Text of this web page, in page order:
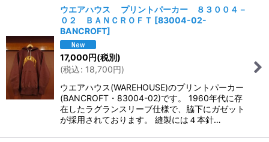
ウエアハウス プリントパーカー ８３００４－
０２ ＢＡＮＣＲＯＦＴ [83004-02-
BANCROFT]
17,000円(税別)
(税込: 18,700円)
ウエアハウス(WAREHOUSE)のプリントパーカー
(BANCROFT・83004-02)です。 1960年代に存
在したラグランスリーブ仕様で、脇下にガゼット
が採用されております。 縫製には４本針…